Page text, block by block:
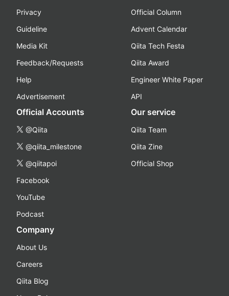
Privacy
Guideline
Media Kit
Feedback/Requests
Help
Advertisement
Official Column
Advent Calendar
Qiita Tech Festa
Qiita Award
Engineer White Paper
API
Official Accounts
@Qiita
@qiita_milestone
@qiitapoi
Facebook
YouTube
Podcast
Our service
Qiita Team
Qiita Zine
Official Shop
Company
About Us
Careers
Qiita Blog